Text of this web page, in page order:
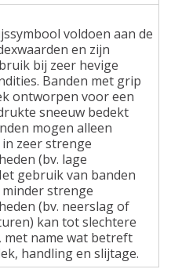
voldoen aan de
en zijn
bij zeer hevige
Banden met grip
ontworpen voor een
sneeuw bedekt
mogen alleen
zeer strenge
(bv. lage
gebruik van banden
strenge
(bv. neerslag of
kan tot slechtere
met name wat betreft
handling en slijtage.